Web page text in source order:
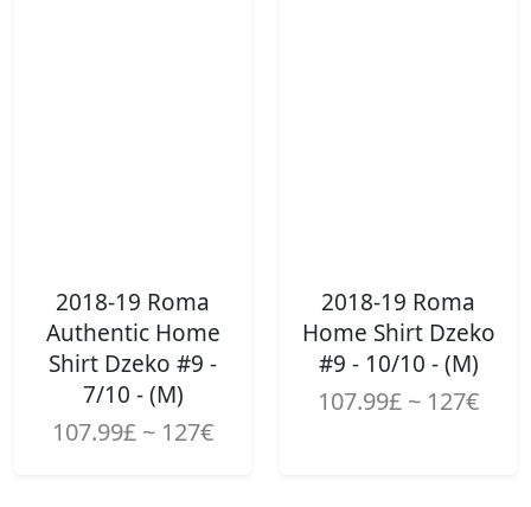
2018-19 Roma
Authentic Home
Shirt Dzeko #9 -
7/10 - (M)
107.99£ ~ 127€
2018-19 Roma
Home Shirt Dzeko
#9 - 10/10 - (M)
107.99£ ~ 127€